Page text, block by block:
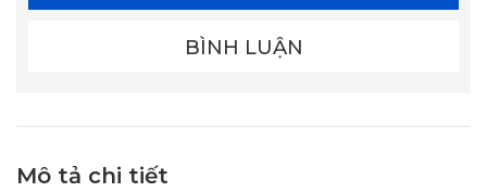
BÌNH LUẬN
Mô tả chi tiết